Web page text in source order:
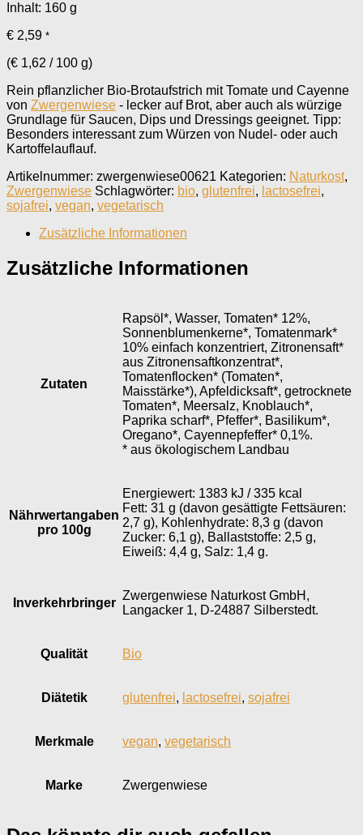
Inhalt: 160 g
€ 2,59 *
(€ 1,62 / 100 g)
Rein pflanzlicher Bio-Brotaufstrich mit Tomate und Cayenne
von Zwergenwiese - lecker auf Brot, aber auch als würzige
Grundlage für Saucen, Dips und Dressings geeignet. Tipp:
Besonders interessant zum Würzen von Nudel- oder auch
Kartoffelauflauf.
Artikelnummer: zwergenwiese00621 Kategorien: Naturkost,
Zwergenwiese Schlagwörter: bio, glutenfrei, lactosefrei,
sojafrei, vegan, vegetarisch
Zusätzliche Informationen
Zusätzliche Informationen
Zutaten
Rapsöl*, Wasser, Tomaten* 12%,
Sonnenblumenkerne*, Tomatenmark*
10% einfach konzentriert, Zitronensaft*
aus Zitronensaftkonzentrat*,
Tomatenflocken* (Tomaten*,
Maisstärke*), Apfeldicksaft*, getrocknete
Tomaten*, Meersalz, Knoblauch*,
Paprika scharf*, Pfeffer*, Basilikum*,
Oregano*, Cayennepfeffer* 0,1%.
* aus ökologischem Landbau
Nährwertangaben
pro 100g
Energiewert: 1383 kJ / 335 kcal
Fett: 31 g (davon gesättigte Fettsäuren:
2,7 g), Kohlenhydrate: 8,3 g (davon
Zucker: 6,1 g), Ballaststoffe: 2,5 g,
Eiweiß: 4,4 g, Salz: 1,4 g.
Inverkehr­bringer
Zwergenwiese Naturkost GmbH,
Langacker 1, D-24887 Silberstedt.
Qualität Bio
Diätetik glutenfrei, lactosefrei, sojafrei
Merkmale vegan, vegetarisch
Marke Zwergenwiese